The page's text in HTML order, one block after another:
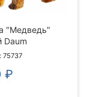
"Медведь"
Daum
75737
₽